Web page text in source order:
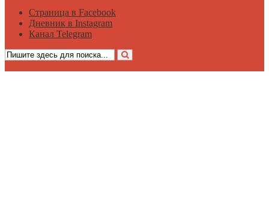
Страница в Facebook
Дневник в Instagram
Канал Telegram